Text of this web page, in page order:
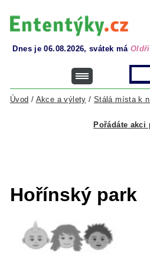
Dnes je 06.08.2026, svátek má
Úvod / Akce a výlety / Stálá místa k
Pořádáte
Hořínský park